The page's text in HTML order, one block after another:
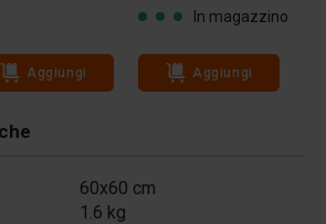
Aggiungi
In magazzino
Aggiungi
60x60 cm
1.6 kg